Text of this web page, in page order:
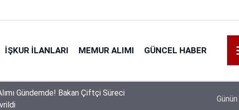
İŞKUR İLANLARI MEMUR ALIMI GÜNCEL HABER
Gündemde! Bakan Çiftçi Süreci
GSB 600